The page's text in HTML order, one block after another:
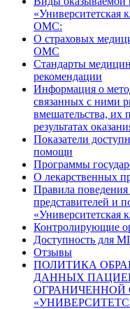
«Университетская
ОМС:
О страховых
ОМС
Стандарты
рекомендации
Информация о
связанных с ними
вмешательства, их
результатах
Показатели
помощи
Программы
О лекарственных
Правила
представителей и
«Университетская
Контролирующие
Доступность для
Отзывы
ПОЛИТИКА
ДАННЫХ
ОГРАНИЧЕННОЙ